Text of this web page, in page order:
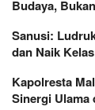
Budaya,
Sanusi:
dan Naik
Kapolresta
Sinergi Ulama